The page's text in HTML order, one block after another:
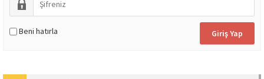
Beni hatırla